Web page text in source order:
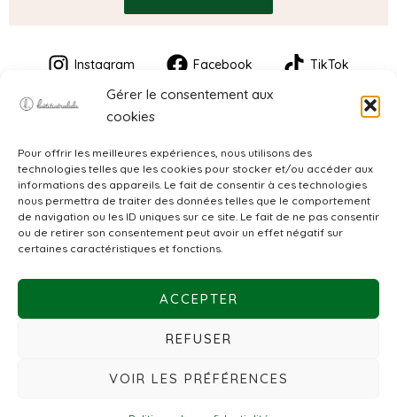
Gérer le consentement aux
cookies
Pour offrir les meilleures expériences, nous utilisons des
technologies telles que les cookies pour stocker et/ou accéder aux
informations des appareils. Le fait de consentir à ces technologies
nous permettra de traiter des données telles que le comportement
de navigation ou les ID uniques sur ce site. Le fait de ne pas consentir
ou de retirer son consentement peut avoir un effet négatif sur
certaines caractéristiques et fonctions.
ACCEPTER
REFUSER
VOIR LES PRÉFÉRENCES
Instagram Facebook TikTok
CGV
Politique de confidentialité